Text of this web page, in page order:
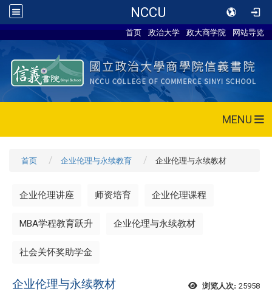
NCCU
首页 政治大学 政大商学院 网站导览
MENU
首页 企业伦理与永续教育 企业伦理与永续教材
企业伦理讲座 师资培育 企业伦理课程
MBA学程教育跃升 企业伦理与永续教材
社会关怀奖助学金
浏览人次: 25958
企业伦理与永续教材